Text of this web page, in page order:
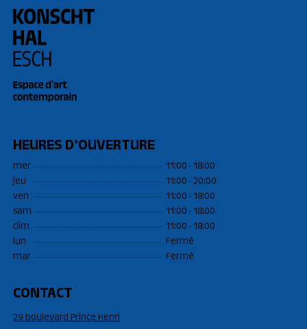
HEURES D’OUVERTURE
mer
11:00 - 18:00
jeu
11:00 - 20:00
ven
11:00 - 18:00
sam
11:00 - 18:00
dim
11:00 - 18:00
lun
Fermé
mar
Fermé
CONTACT
29 boulevard Prince Henri